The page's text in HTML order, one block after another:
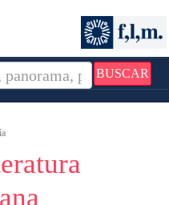
BUSCAR